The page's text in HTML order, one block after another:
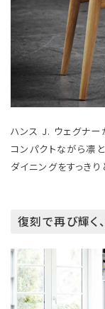
ハンス J. ウェグナ
コンパクトながら凛
ダイニングをすっきり
復刻で再び輝く